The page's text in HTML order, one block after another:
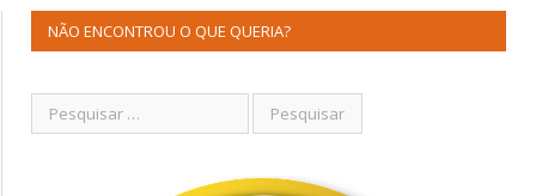
NÃO ENCONTROU O QUE QUERIA?